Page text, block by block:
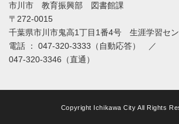
市川市 教育振興部 図書館課
〒272-0015
千葉県市川市鬼高1丁目1番4号 生涯学習セ
電話 ： 047-320-3333（自動応答） ／
047-320-3346（直通）
Copyright Ichikawa City All Rights